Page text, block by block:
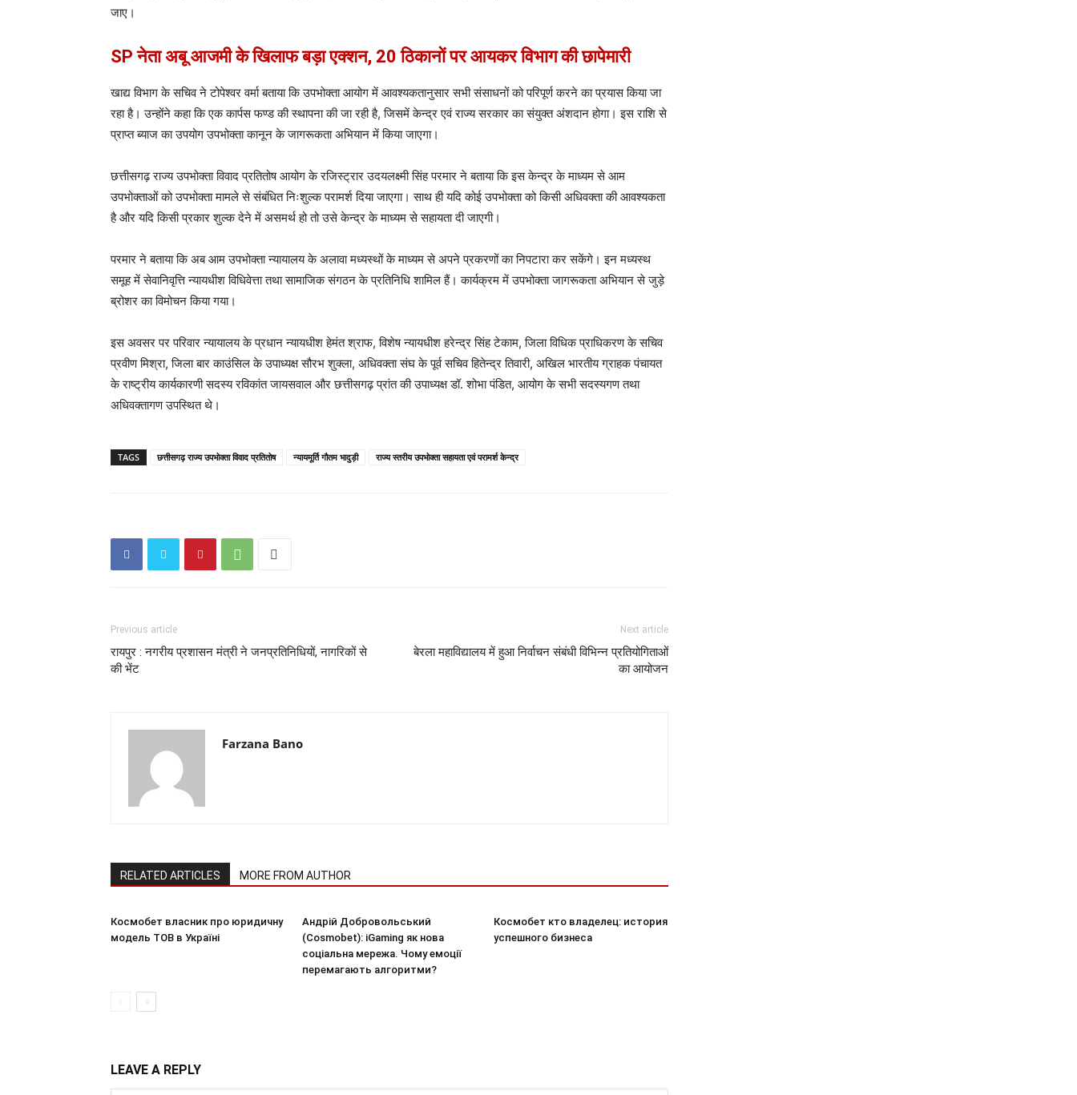
जाए।
SP नेता अबू आजमी के खिलाफ बड़ा एक्शन, 20 ठिकानों पर आयकर विभाग की छापेमारी
खाद्य विभाग के सचिव ने टोपेश्वर वर्मा बताया कि उपभोक्ता आयोग में आवश्यकतानुसार सभी संसाधनों को परिपूर्ण करने का प्रयास किया जा
रहा है। उन्होंने कहा कि एक कार्पस फण्ड की स्थापना की जा रही है, जिसमें केन्द्र एवं राज्य सरकार का संयुक्त अंशदान होगा। इस राशि से
प्राप्त ब्याज का उपयोग उपभोक्ता कानून के जागरूकता अभियान में किया जाएगा।
छत्तीसगढ़ राज्य उपभोक्ता विवाद प्रतितोष आयोग के रजिस्ट्रार उदयलक्ष्मी सिंह परमार ने बताया कि इस केन्द्र के माध्यम से आम
उपभोक्ताओं को उपभोक्ता मामले से संबंधित निःशुल्क परामर्श दिया जाएगा। साथ ही यदि कोई उपभोक्ता को किसी अधिवक्ता की आवश्यकता
है और यदि किसी प्रकार शुल्क देने में असमर्थ हो तो उसे केन्द्र के माध्यम से सहायता दी जाएगी।
परमार ने बताया कि अब आम उपभोक्ता न्यायालय के अलावा मध्यस्थों के माध्यम से अपने प्रकरणों का निपटारा कर सकेंगे। इन मध्यस्थ
समूह में सेवानिवृत्ति न्यायधीश विधिवेत्ता तथा सामाजिक संगठन के प्रतिनिधि शामिल हैं। कार्यक्रम में उपभोक्ता जागरूकता अभियान से जुड़े
ब्रोशर का विमोचन किया गया।
इस अवसर पर परिवार न्यायालय के प्रधान न्यायधीश हेमंत श्राफ, विशेष न्यायधीश हरेन्द्र सिंह टेकाम, जिला विधिक प्राधिकरण के सचिव
प्रवीण मिश्रा, जिला बार काउंसिल के उपाध्यक्ष सौरभ शुक्ला, अधिवक्ता संघ के पूर्व सचिव हितेन्द्र तिवारी, अखिल भारतीय ग्राहक पंचायत
के राष्ट्रीय कार्यकारणी सदस्य रविकांत जायसवाल और छत्तीसगढ़ प्रांत की उपाध्यक्ष डॉ. शोभा पंडित, आयोग के सभी सदस्यगण तथा
अधिवक्तागण उपस्थित थे।
TAGS छत्तीसगढ़ राज्य उपभोक्ता विवाद प्रतितोष न्यायमूर्ति गौतम भादुड़ी राज्य स्तरीय उपभोक्ता सहायता एवं परामर्श केन्द्र
Previous article
रायपुर : नगरीय प्रशासन मंत्री ने जनप्रतिनिधियों, नागरिकों से
की भेंट
Next article
बेरला महाविद्यालय में हुआ निर्वाचन संबंधी विभिन्न प्रतियोगिताओं
का आयोजन
Farzana Bano
RELATED ARTICLES MORE FROM AUTHOR
Космобет власник про юридичну
модель ТОВ в Україні
Андрій Добровольський
(Cosmobet): iGaming як нова
соціальна мережа. Чому емоції
перемагають алгоритми?
Космобет кто владелец: история
успешного бизнеса
LEAVE A REPLY